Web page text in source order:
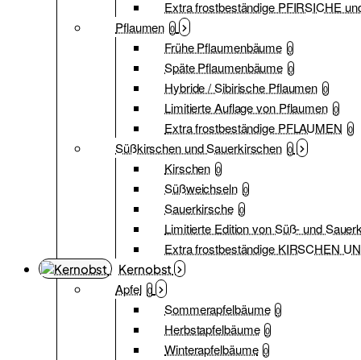
Extra frostbeständige PFIRSICHE
Pflaumen 0
Frühe Pflaumenbäume 0
Späte Pflaumenbäume 0
Hybride / Sibirische Pflaumen 0
Limitierte Auflage von Pflaumen 0
Extra frostbeständige PFLAUMEN 0
Süßkirschen und Sauerkirschen 0
Kirschen 0
Süßweichseln 0
Sauerkirsche 0
Limitierte Edition von Süß- und
Extra frostbeständige KIRSCHEN
Kernobst
Apfel 0
Sommerapfelbäume 0
Herbstapfelbäume 0
Winterapfelbäume 0